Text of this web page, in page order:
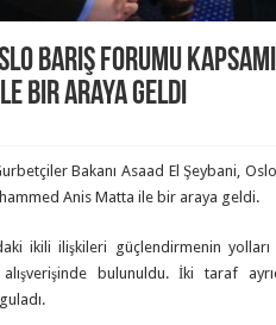
Barış Forumu
Bir Araya Geldi
Bakanı Asaad El Şeybani,
Anis Matta ile bir araya geldi.
ikili ilişkileri güçlendirmenin
alışverişinde bulunuldu. İki taraf